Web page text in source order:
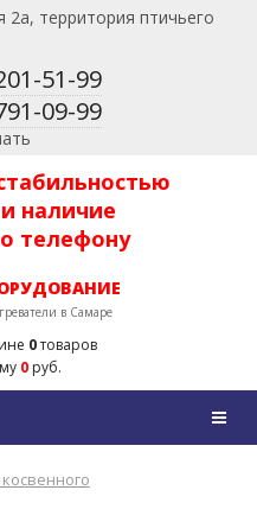
территория птичьего
51-99
09-99
наличие
телефону
в Самаре
0товаров
0руб.